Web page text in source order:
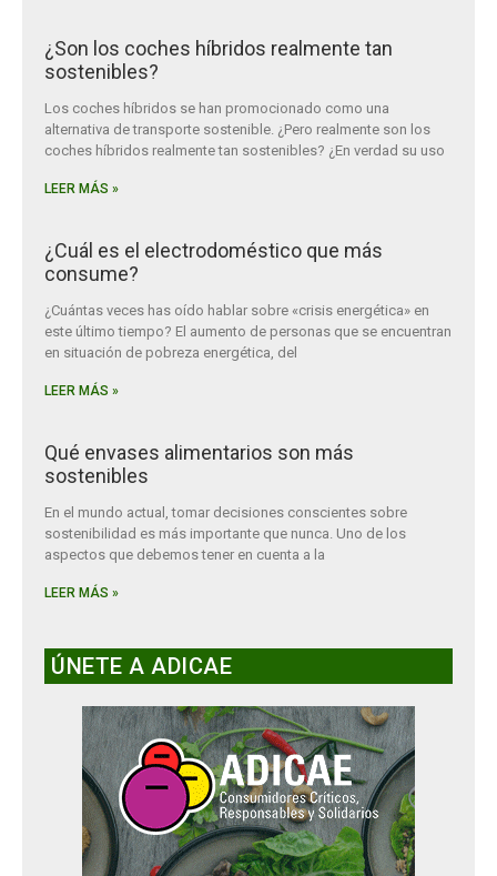
¿Son los coches híbridos realmente tan
sostenibles?
Los coches híbridos se han promocionado como una
alternativa de transporte sostenible. ¿Pero realmente son los
coches híbridos realmente tan sostenibles? ¿En verdad su uso
LEER MÁS »
¿Cuál es el electrodoméstico que más
consume?
¿Cuántas veces has oído hablar sobre «crisis energética» en
este último tiempo? El aumento de personas que se encuentran
en situación de pobreza energética, del
LEER MÁS »
Qué envases alimentarios son más
sostenibles
En el mundo actual, tomar decisiones conscientes sobre
sostenibilidad es más importante que nunca. Uno de los
aspectos que debemos tener en cuenta a la
LEER MÁS »
ÚNETE A ADICAE